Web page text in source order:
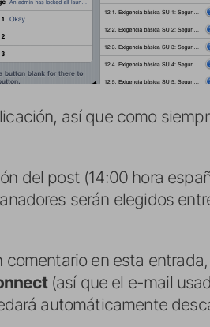
así que como
del post (14:00 hora
serán elegidos
en esta
(así que el e-mail
automáticamente